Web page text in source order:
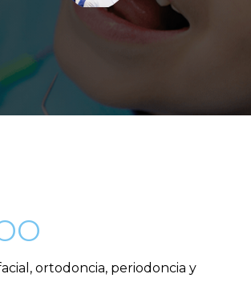
ortodoncia, periodoncia y